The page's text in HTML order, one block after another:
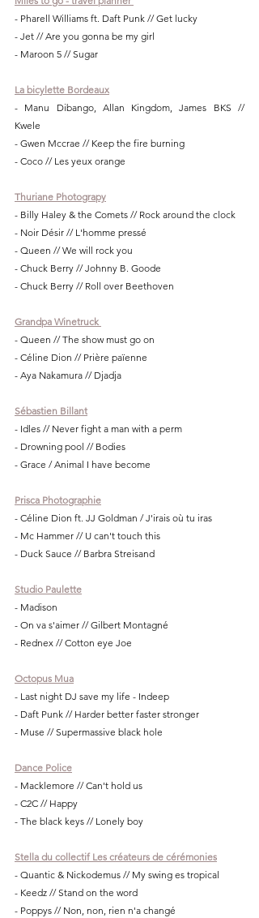
- Pharell Williams ft. Daft Punk // Get lucky
- Jet // Are you gonna be my girl
- Maroon 5 // Sugar
La bicylette Bordeaux
- Manu Dibango, Allan Kingdom, James BKS //
Kwele
- Gwen Mccrae // Keep the fire burning
- Coco // Les yeux orange
Thuriane Photograpy
- Billy Haley & the Comets // Rock around the clock
- Noir Désir // L'homme pressé
- Queen // We will rock you
- Chuck Berry // Johnny B. Goode
- Chuck Berry // Roll over Beethoven
Grandpa Winetruck
- Queen // The show must go on
- Céline Dion // Prière païenne
- Aya Nakamura // Djadja
Sébastien Billant
- Idles // Never fight a man with a perm
- Drowning pool // Bodies
- Grace / Animal I have become
Prisca Photographie
- Céline Dion ft. JJ Goldman / J'irais où tu iras
- Mc Hammer // U can't touch this
- Duck Sauce // Barbra Streisand
Studio Paulette
- Madison
- On va s'aimer // Gilbert Montagné
- Rednex // Cotton eye Joe
Octopus Mua
- Last night DJ save my life - Indeep
- Daft Punk // Harder better faster stronger
- Muse // Supermassive black hole
Dance Police
- Macklemore // Can't hold us
- C2C // Happy
- The black keys // Lonely boy
Stella du collectif Les créateurs de cérémonies
- Quantic & Nickodemus // My swing es tropical
- Keedz // Stand on the word
- Poppys // Non, non, rien n'a changé